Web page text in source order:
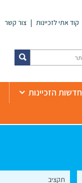
קוד אתי לזכיינות צור קשר
חדשות הזכיינות